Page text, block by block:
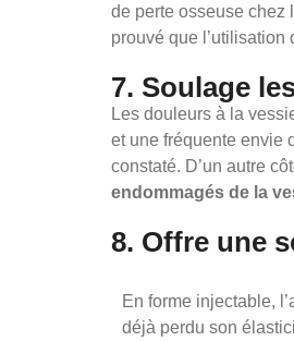
de perte osseuse chez
prouvé que l’utilisation
7. Soulage
Les douleurs à la
et une fréquente envie
constaté. D’un autre
endommagés de la
8. Offre une
En forme injectable,
déjà perdu son